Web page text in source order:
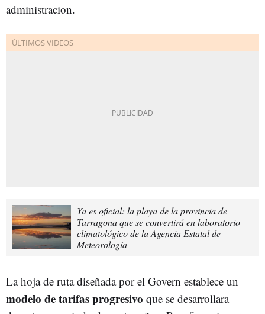
administracion.
Ya es oficial: la playa de la provincia de
Tarragona que se convertirá en laboratorio
climatológico de la Agencia Estatal de
Meteorología
La hoja de ruta diseñada por el Govern establece un
modelo de tarifas progresivo que se desarrollara